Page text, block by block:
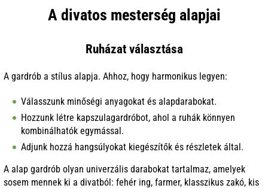
A divatos mesterség alapjai
Ruházat választása
A gardrób a stílus alapja. Ahhoz, hogy harmonikus legyen:
Válasszunk minőségi anyagokat és alapdarabokat.
Hozzunk létre kapszulagardróbot, ahol a ruhák könnyen
kombinálhatók egymással.
Adjunk hozzá hangsúlyokat kiegészítők és részletek által.
A alap gardrób olyan univerzális darabokat tartalmaz, amelyek
sosem mennek ki a divatból: fehér ing, farmer, klasszikus zakó, kis